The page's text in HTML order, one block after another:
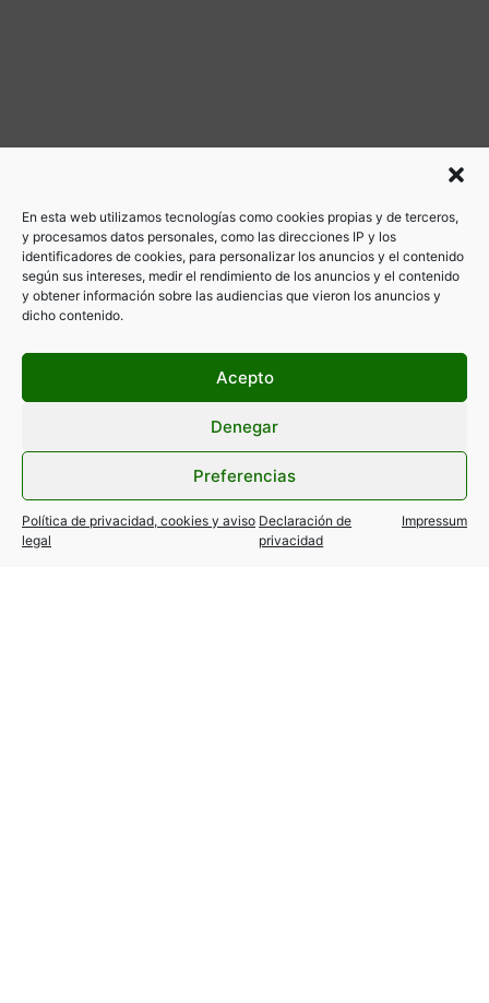
En esta web utilizamos tecnologías como cookies propias y de terceros,
y procesamos datos personales, como las direcciones IP y los
identificadores de cookies, para personalizar los anuncios y el contenido
según sus intereses, medir el rendimiento de los anuncios y el contenido
y obtener información sobre las audiencias que vieron los anuncios y
dicho contenido.
Acepto
Denegar
Preferencias
Política de privacidad, cookies y aviso
legal
Declaración de
privacidad
Impressum